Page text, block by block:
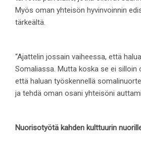
Myös oman yhteisön hyvinvoinnin
tärkeältä.
“Ajattelin jossain vaiheessa, että
Somaliassa. Mutta koska se ei silloin
että haluan työskennellä
ja tehdä oman osani yhteisöni
Nuorisotyötä kahden kulttuurin